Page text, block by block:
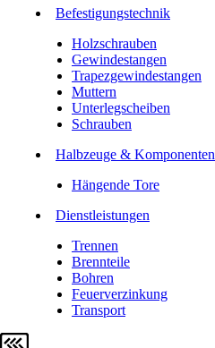
Befesti­gungstechnik
Holzschrauben
Gewindestangen
Trapezgewindestangen
Muttern
Unterlegscheiben
Schrauben
Halbzeuge & Komponenten
Hängende Tore
Dienstleistungen
Trennen
Brennteile
Bohren
Feuerverzinkung
Transport